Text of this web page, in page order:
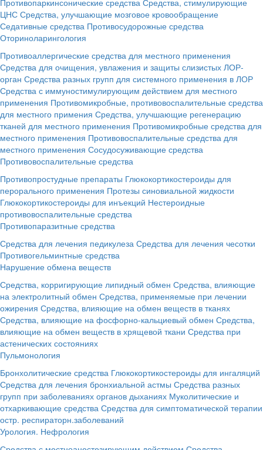
ЦНС Средства, улучшающие мозговое кровообращение
Седативные средства Противосудорожные средства
Оториноларингология
Противоаллергические средства для местного применения
Средства для очищения, увлажения и защиты слизистых ЛОР-
орган Средства разных групп для системного применения в ЛОР
Средства с иммуностимулирующим действием для местного
применения Противомикробные, противовоспалительные средства
для местного примения Средства, улучшающие регенерацию
тканей для местного применения Противомикробные средства для
местного применения Противовоспалительные средства для
местного применения Сосудосуживающие средства
Противовоспалительные средства
Противопростудные препараты Глюкокортикостероиды для
перорального применения Протезы синовиальной жидкости
Глюкокортикостероиды для инъекций Нестероидные
противовоспалительные средства
Противопаразитные средства
Средства для лечения педикулеза Средства для лечения чесотки
Противогельминтные средства
Нарушение обмена веществ
Средства, корригирующие липидный обмен Средства, влияющие
на электролитный обмен Средства, применяемые при лечении
ожирения Средства, влияющие на обмен веществ в тканях
Средства, влияющие на фосфорно-кальциевый обмен Средства,
влияющие на обмен веществ в хрящевой ткани Средства при
астенических состояниях
Пульмонология
Бронхолитические средства Глюкокортикостероиды для ингаляций
Средства для лечения бронхиальной астмы Средства разных
групп при заболеваниях органов дыханиях Муколитические и
отхаркивающие средства Средства для симптоматической терапии
остр. респираторн.заболеваний
Урология. Нефрология